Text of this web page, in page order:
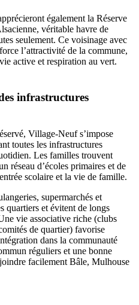
également la Réserve
véritable havre de
seulement. Ce voisinage avec
l’attractivité de la commune,
active et respiration au vert.
infrastructures
Village‑Neuf s’impose
toutes les infrastructures
Les familles trouvent
réseau d’écoles primaires et de
scolaire et la vie de famille.
supermarchés et
quartiers et évitent de longs
vie associative riche (clubs
de quartier) favorise
dans la communauté
réguliers et une bonne
facilement Bâle, Mulhouse